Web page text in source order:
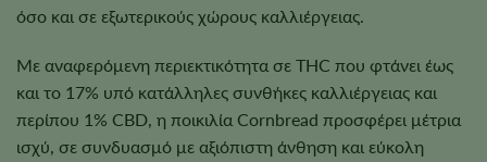
όσο και σε εξωτερικούς χώρους καλλιέργειας.
Με αναφερόμενη περιεκτικότητα σε THC που φτάνει έως
και το 17% υπό κατάλληλες συνθήκες καλλιέργειας και
περίπου 1% CBD, η ποικιλία Cornbread προσφέρει μέτρια
ισχύ, σε συνδυασμό με αξιόπιστη άνθηση και εύκολη